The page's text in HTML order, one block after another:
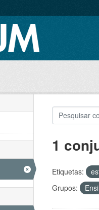
1
Etiquetas:
Grupos: